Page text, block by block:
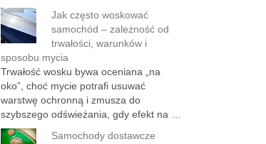
Jak często woskować
samochód – zależność od
trwałości, warunków i
sposobu mycia
Trwałość wosku bywa oceniana „na
oko”, choć mycie potrafi usuwać
warstwę ochronną i zmusza do
szybszego odświeżania, gdy efekt na …
Samochody dostawcze